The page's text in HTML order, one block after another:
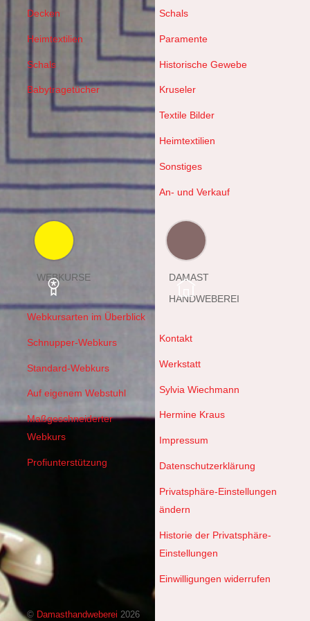
Decken
Heimtextilien
Schals
Babytragetücher
Schals
Paramente
Historische Gewebe
Kruseler
Textile Bilder
Heimtextilien
Sonstiges
An- und Verkauf
WEBKURSE
Webkursarten im Überblick
Schnupper-Webkurs
Standard-Webkurs
Auf eigenem Webstuhl
Maßgeschneiderter
Webkurs
Profiunterstützung
DAMAST
HANDWEBEREI
Kontakt
Werkstatt
Sylvia Wiechmann
Hermine Kraus
Impressum
Datenschutzerklärung
Privatsphäre-Einstellungen
ändern
Historie der Privatsphäre-
Einstellungen
Einwilligungen widerrufen
© Damasthandweberei 2026